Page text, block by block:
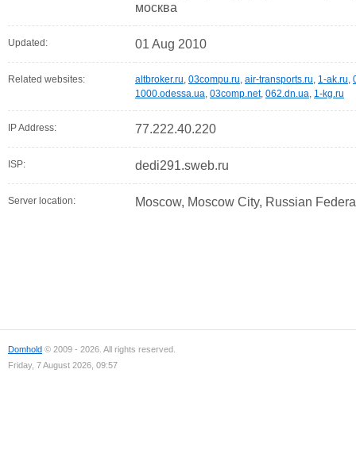
москва
Updated: 01 Aug 2010
Related websites: altbroker.ru, 03compu.ru, air-transports.ru, 1-ak.ru,
1000.odessa.ua, 03comp.net, 062.dn.ua, 1-kg.ru
IP Address: 77.222.40.220
ISP: dedi291.sweb.ru
Server location: Moscow, Moscow City, Russian
Domhold © 2009 - 2026. All rights reserved.
Friday, 7 August 2026, 09:57